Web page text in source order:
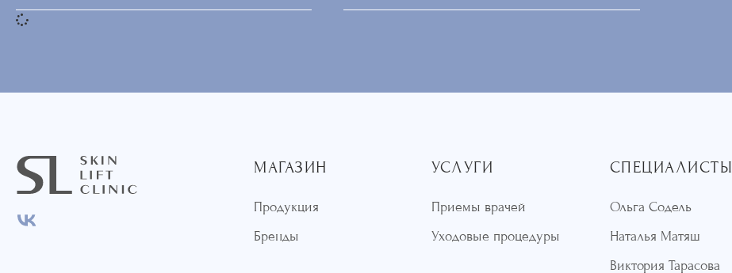
МАГАЗИН
Продукция
Бренды
УСЛУГИ
Приемы врачей
Уходовые процедуры
СПЕЦИАЛИСТЫ
Ольга Содель
Наталья Матяш
Виктория Тарасова